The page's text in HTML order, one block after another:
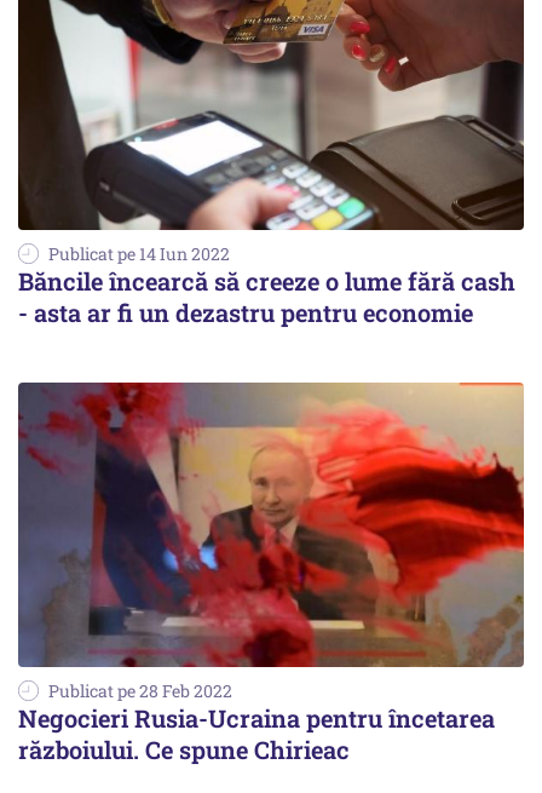
Publicat pe 14 Iun 2022
Băncile încearcă să creeze o lume fără cash
- asta ar fi un dezastru pentru economie
Publicat pe 28 Feb 2022
Negocieri Rusia-Ucraina pentru încetarea
războiului. Ce spune Chirieac